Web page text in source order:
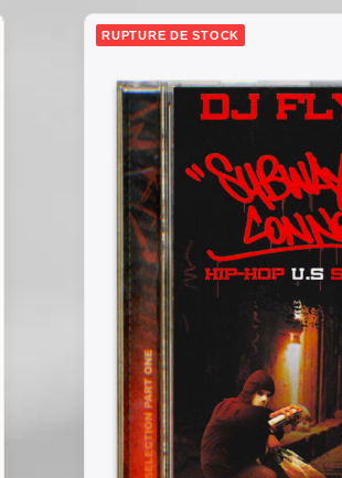
RUPTURE DE STOCK